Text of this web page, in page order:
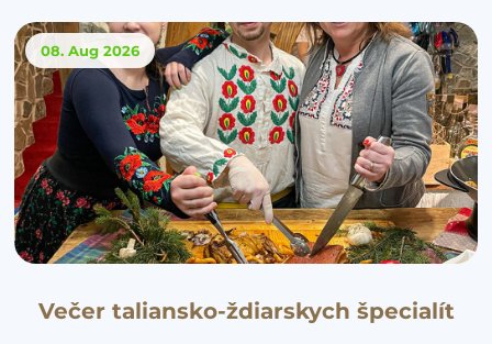
08. Aug 2026
Večer taliansko-ždiarskych špecialít